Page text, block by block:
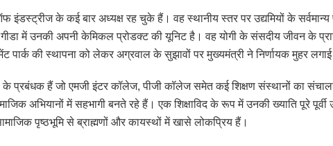
के कई बार अध्यक्ष रह चुके हैं। वह स्थानीय स्तर पर उद्यमियों के
गीडा में उनकी अपनी केमिकल प्रोडक्ट की यूनिट है। वह योगी के संसदीय जीवन के
पार्क की स्थापना को लेकर अग्रवाल के सुझावों पर मुख्यमंत्री ने निर्णायक मुहर
हैं जो एमजी इंटर कॉलेज, पीजी कॉलेज समेत कई शिक्षण संस्थानों का
अभियानों में सहभागी बनते रहे हैं। एक शिक्षाविद के रूप में उनकी ख्याति पूरे
पृष्ठभूमि से ब्राह्मणों और कायस्थों में खासे लोकप्रिय हैं।